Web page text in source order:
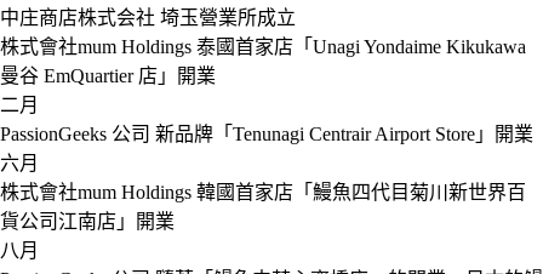
中庄商店株式会社 埼玉營業所成立
株式會社mum Holdings 泰國首家店「Unagi Yondaime Kikukawa
曼谷 EmQuartier 店」開業
二月
PassionGeeks 公司 新品牌「Tenunagi Centrair Airport Store」開業
六月
株式會社mum Holdings 韓國首家店「鰻魚四代目菊川新世界百
貨公司江南店」開業
八月